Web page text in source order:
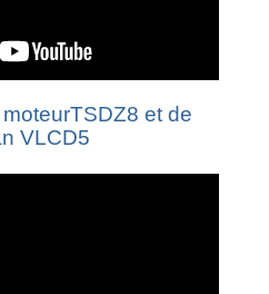
et de
VLCD5